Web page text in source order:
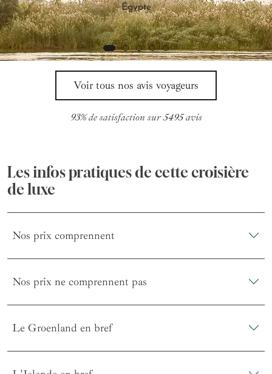
Égypte
Voir tous nos avis voyageurs
93% de satisfaction sur 5495 avis
Les infos pratiques de cette croisière
de luxe
Nos prix comprennent
Nos prix ne comprennent pas
Le Groenland en bref